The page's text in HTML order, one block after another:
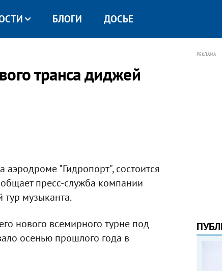
БЛОГИ ДОСЬЕ
транса диджей
"Гидропорт", состоится
пресс-служба компании
тур музыканта.
нового всемирного турне под
осенью прошлого года в
РЕКЛАМА